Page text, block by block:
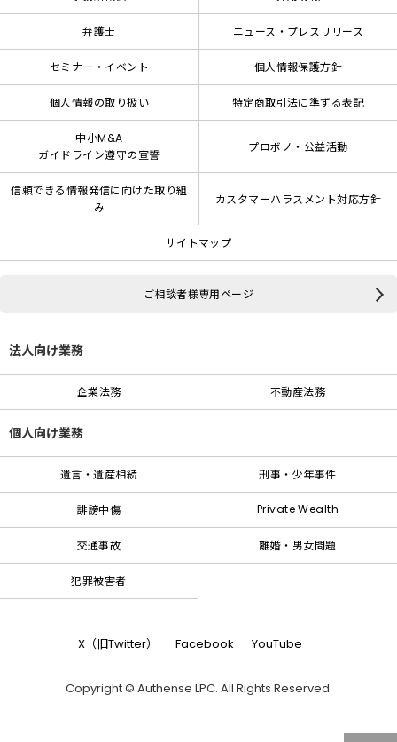
弁護士 ニュース・プレスリリース
セミナー・イベント 個人情報保護方針
個人情報の取り扱い 特定商取引法に準ずる表記
中小M&A
ガイドライン遵守の宣誓
プロボノ・公益活動
信頼できる情報発信に向けた取り組
み
カスタマーハラスメント対応方針
サイトマップ
ご相談者様専用ページ
法人向け業務
企業法務 不動産法務
個人向け業務
遺言・遺産相続 刑事・少年事件
誹謗中傷 Private Wealth
交通事故 離婚・男女問題
犯罪被害者
X（旧Twitter） Facebook YouTube
Copyright © Authense LPC. All Rights Reserved.